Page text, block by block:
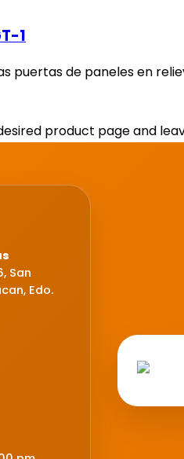
1
puertas de paneles en
product page and
San
Edo.